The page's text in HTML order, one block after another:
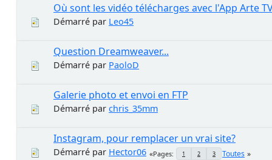
Où sont les vidéo télécharges avec l'App Arte
Démarré par Leo45
Question Dreamweaver...
Démarré par PaoloD
Galerie photo et envoi en FTP
Démarré par chris_35mm
Instagram, pour remplacer un vrai site?
Démarré par Hector06 Pages 1 2 3 Toutes